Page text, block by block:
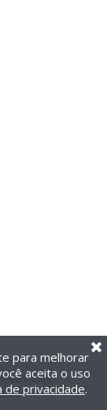
para melhorar
aceita o uso
de privacidade.